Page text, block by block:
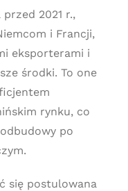
2021 r.,
i Francji,
eksporterami i
środki. To one
rynku, co
po
się postulowana